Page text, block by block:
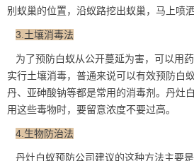
别 蚁巢的位置，沿蚁路挖出蚁巢，马上喷
3.土壤消毒法
为了预防白蚁从公开蔓延为害，可以用
实行土壤消毒，普通来说可以有效预防白蚁
丹、亚砷酸钠等都是常用的消毒剂。丹灶
用这些毒物时，要留意浓度不要过高。
4.生物防治法
丹灶白蚁预防公司建议的这种方法主要